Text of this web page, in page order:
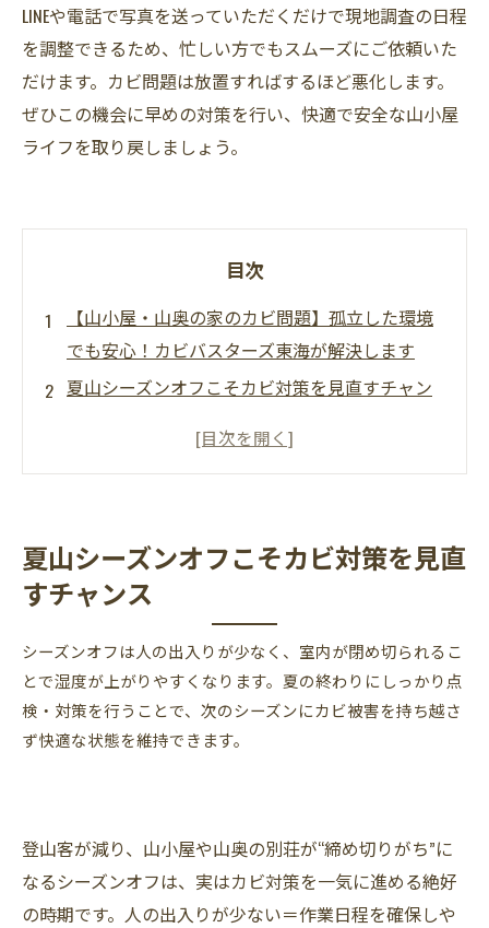
LINEや電話で写真を送っていただくだけで現地調査の日程
を調整できるため、忙しい方でもスムーズにご依頼いた
だけます。カビ問題は放置すればするほど悪化します。
ぜひこの機会に早めの対策を行い、快適で安全な山小屋
ライフを取り戻しましょう。
目次
【山小屋・山奥の家のカビ問題】孤立した環境
でも安心！カビバスターズ東海が解決します
夏山シーズンオフこそカビ対策を見直すチャン
山小屋や山奥の別荘にカビが発生しやすい理由
カビの繁殖を招く湿度と温度の条件
山小屋や山荘、山奥の家でカビを放置すると建
物の老朽化が加速する
カビバスターズ東海のMIST工法®で根本除去
別荘・山小屋などの自動排水の業務用除湿機の
ご紹介
ス！ 被害が進行する前に早めの相談が重要で
す。
夏山シーズンオフこそカビ対策を見直
すチャンス
シーズンオフは人の出入りが少なく、室内が閉め切られるこ
とで湿度が上がりやすくなります。夏の終わりにしっかり点
検・対策を行うことで、次のシーズンにカビ被害を持ち越さ
ず快適な状態を維持できます。
登山客が減り、山小屋や山奥の別荘が“締め切りがち”に
なるシーズンオフは、実はカビ対策を一気に進める絶好
の時期です。人の出入りが少ない＝作業日程を確保しや